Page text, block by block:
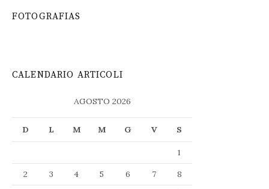
FOTOGRAFIAS
CALENDARIO ARTICOLI
AGOSTO 2026
D L M M G V S
1
2
3 4 5 6 7
8